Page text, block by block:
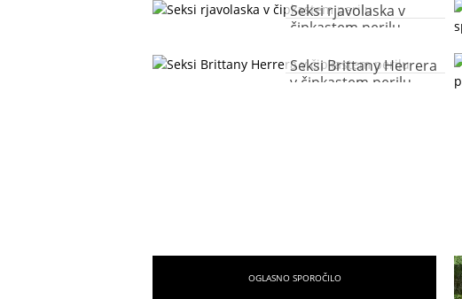
Seksi rjavolaska v
čipkastem perilu
Seksi Brittany Herrera
v čipkastem perilu